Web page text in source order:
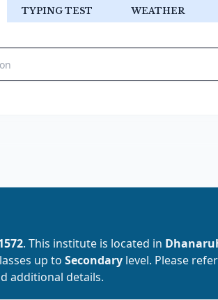
TYPING TEST WEATHER
. This institute is located in
up to Secondary level. Please
additional details.